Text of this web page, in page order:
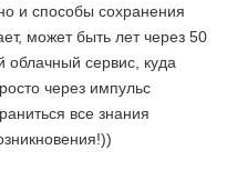
и способы сохранения
может быть лет через 50
облачный сервис, куда
через импульс
все знания